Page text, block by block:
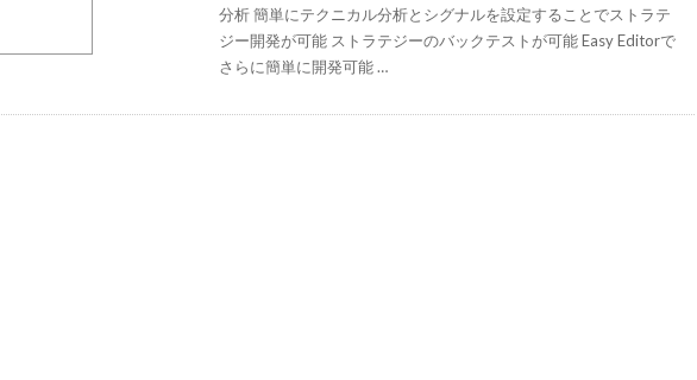
分析 簡単にテクニカル分析とシグナルを設定することでストラテ
ジー開発が可能 ストラテジーのバックテストが可能 Easy Editorで
さらに簡単に開発可能 …